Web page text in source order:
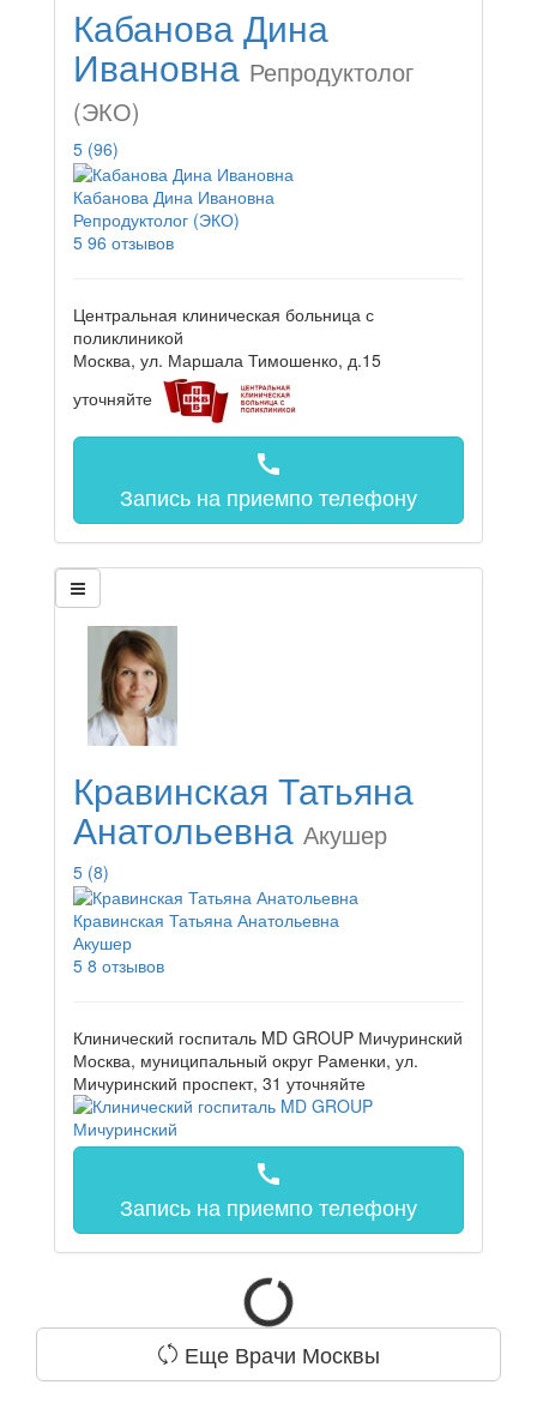
Кабанова Дина
Ивановна Репродуктолог
(ЭКО)
5 (96)
Кабанова Дина Ивановна
Репродуктолог (ЭКО)
5 96 отзывов
Центральная клиническая больница с
поликлиникой
Москва, ул. Маршала Тимошенко, д.15
уточняйте
call
Запись на приемпо телефону
Кравинская Татьяна
Анатольевна Акушер
5 (8)
Кравинская Татьяна Анатольевна
Акушер
5 8 отзывов
Клинический госпиталь MD GROUP Мичуринский
Москва, муниципальный округ Раменки, ул.
Мичуринский проспект, 31 уточняйте
call
Запись на приемпо телефону
Еще Врачи Москвы